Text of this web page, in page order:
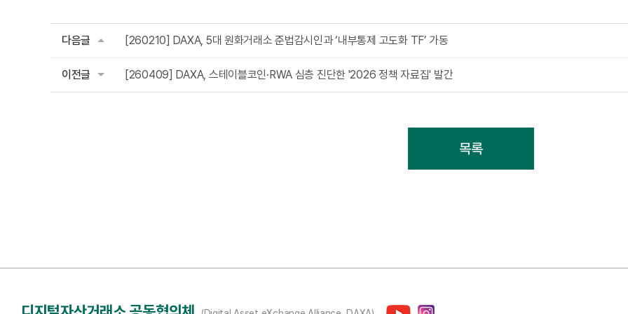
다음글 [260210] DAXA, 5대 원화거래소 준법감시인과 ‘내부통제 고도화 TF’ 가동
이전글 [260409] DAXA, 스테이블코인·RWA 심층 진단한 '2026 정책 자료집' 발간
목록